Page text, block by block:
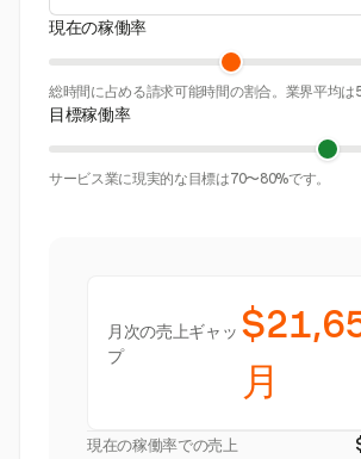
現在の稼働率
総時間に占める請求可能時間の割合。業界平均は
目標稼働率
サービス業に現実的な目標は70〜80%です。
月次の売上ギャッ
プ
月
現在の稼働率での売上